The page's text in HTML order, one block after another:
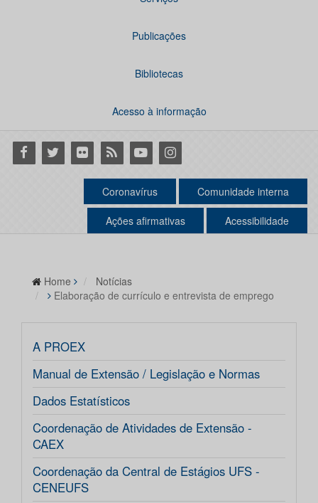
Publicações
Bibliotecas
Acesso à informação
Facebook
Twitter Flickr RSS YoutubeInstagram
Coronavírus Comunidade interna
Ações afirmativas Acessibilidade
Home
Notícias
Elaboração de currículo e entrevista de emprego
A PROEX
Manual de Extensão / Legislação e Normas
Dados Estatísticos
Coordenação de Atividades de Extensão -
CAEX
Coordenação da Central de Estágios UFS -
CENEUFS